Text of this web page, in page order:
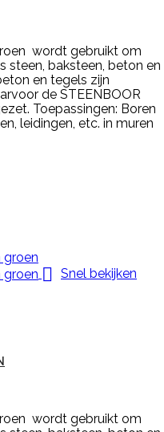
wordt gebruikt om
steen, baksteen, beton en
en tegels zijn
de STEENBOOR
Toepassingen: Boren
leidingen, etc. in muren
 Snel bekijken
wordt gebruikt om